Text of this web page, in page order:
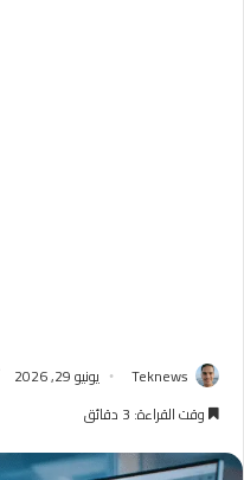
Teknews يونيو 29, 2026
وقت القراءة: 3 دقائق